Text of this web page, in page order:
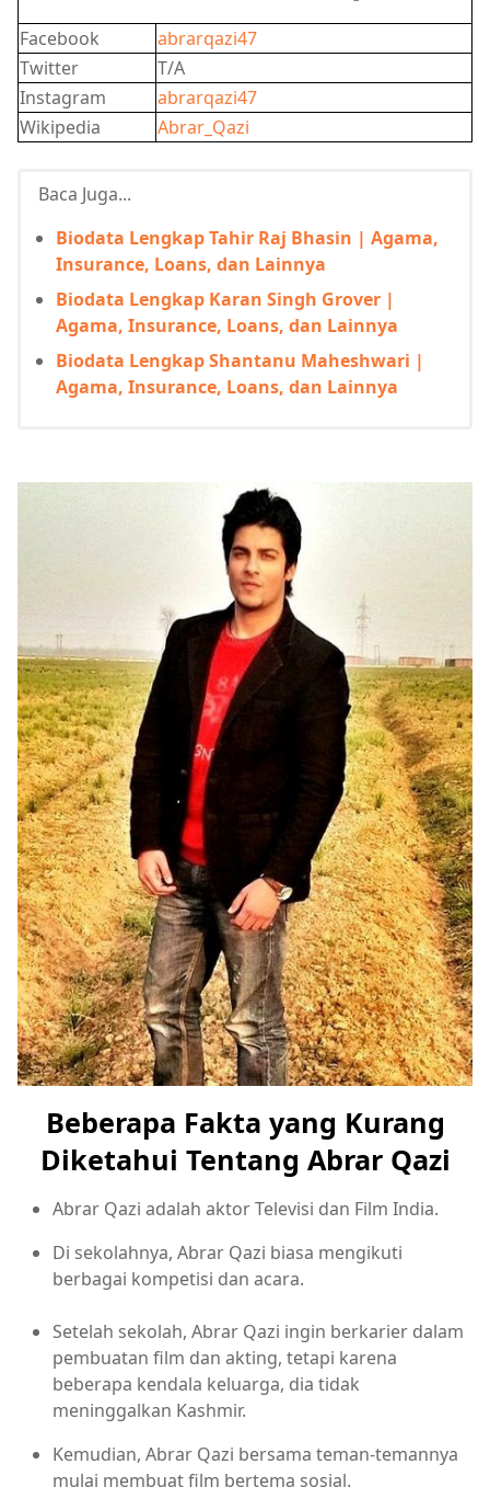
Facebook
abrarqazi47
Twitter
T/A
Instagram
abrarqazi47
Wikipedia
Abrar_Qazi
Baca Juga...
Biodata Lengkap Tahir Raj Bhasin | Agama,
Insurance, Loans, dan Lainnya
Biodata Lengkap Karan Singh Grover |
Agama, Insurance, Loans, dan Lainnya
Biodata Lengkap Shantanu Maheshwari |
Agama, Insurance, Loans, dan Lainnya
Beberapa Fakta yang Kurang
Diketahui Tentang Abrar Qazi
Abrar Qazi adalah aktor Televisi dan Film India.
Di sekolahnya, Abrar Qazi biasa mengikuti
berbagai kompetisi dan acara.
Setelah sekolah, Abrar Qazi ingin berkarier dalam
pembuatan film dan akting, tetapi karena
beberapa kendala keluarga, dia tidak
meninggalkan Kashmir.
Kemudian, Abrar Qazi bersama teman-temannya
mulai membuat film bertema sosial.